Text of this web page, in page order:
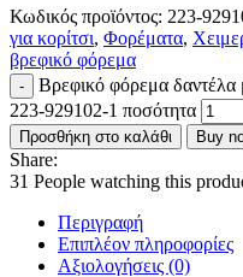
Κωδικός προϊόντος: 223-
για κορίτσι, Φορέματα,
βρεφικό φόρεμα
Βρεφικό φόρεμα
223-929102-1 ποσότητα
Προσθήκη στο καλάθι Buy
Share:
31 People watching this
Περιγραφή
Επιπλέον πληροφορίες
Αξιολογήσεις (0)